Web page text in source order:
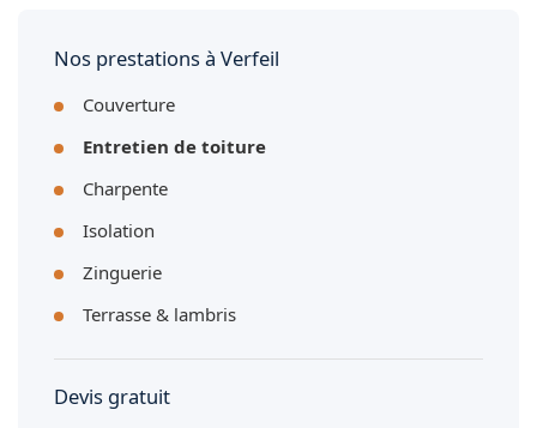
Nos prestations à Verfeil
Couverture
Entretien de toiture
Charpente
Isolation
Zinguerie
Terrasse & lambris
Devis gratuit